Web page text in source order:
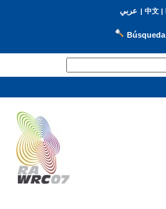
عربي | 中文|